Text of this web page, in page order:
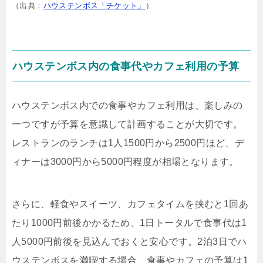
（出典： ハウステンボス「チケット」 ）
ハウステンボス内の食事代やカフェ利用の予算
ハウステンボス内での食事やカフェ利用は、楽しみの
一つですが予算を意識して計画することが大切です。
レストランのランチは1人1500円から2500円ほど、デ
ィナーは3000円から5000円程度が相場となります。
さらに、軽食やスイーツ、カフェタイムを挟むと1回あ
たり1000円前後かかるため、1日トータルで食事代は1
人5000円前後を見込んでおくと安心です。2泊3日でハ
ウステンボスを満喫する場合、食事やカフェの予算は1